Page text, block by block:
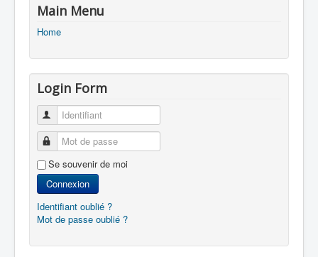
Main Menu
Home
Login Form
Identifiant
Mot de passe
Se souvenir de moi
Connexion
Identifiant oublié ?
Mot de passe oublié ?